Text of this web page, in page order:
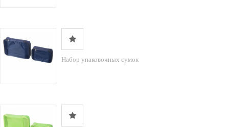
Набор упаковочных сумок